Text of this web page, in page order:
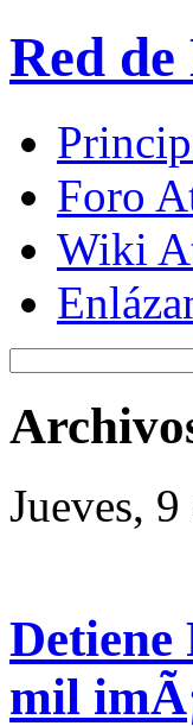
Red de
Foro
Wiki
Jueves,
Detiene
mil